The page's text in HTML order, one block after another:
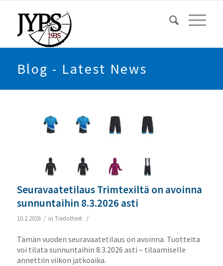
Blog - Latest News
Seuravaatetilaus Trimtexiltä on avoinna
sunnuntaihin 8.3.2026 asti
10.2.2026 / in Tiedotteet /
Tämän vuoden seuravaatetilaus on avoinna. Tuotteita
voi tilata sunnuntaihin 8.3.2026 asti – tilaamiselle
annettiin viikon jatkoaika.